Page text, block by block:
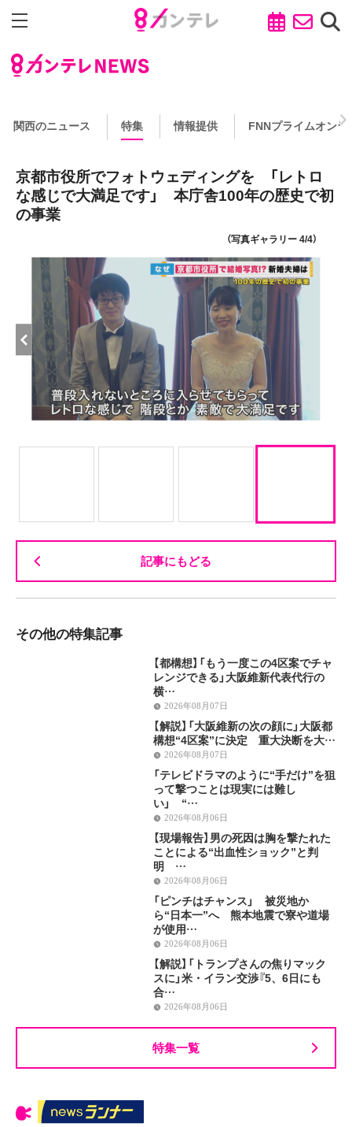
関西のニュース 特集 情報提供 FNNプライムオンラ
京都市役所でフォトウェディングを 「レトロ
な感じで大満足です」 本庁舎100年の歴史で初
の事業
（写真ギャラリー 4/4）
記事にもどる
その他の特集記事
【都構想】「もう一度この4区案でチャ
レンジできる」大阪維新代表代行の
横…
2026年08月07日
【解説】「大阪維新の次の顔に」大阪都
構想“4区案”に決定 重大決断を大…
2026年08月07日
「テレビドラマのように“手だけ”を狙
って撃つことは現実には難し
い」 “…
2026年08月06日
【現場報告】男の死因は胸を撃たれた
ことによる“出血性ショック”と判
明 …
2026年08月06日
「ピンチはチャンス」 被災地か
ら“日本一”へ 熊本地震で寮や道場
が使用…
2026年08月06日
【解説】「トランプさんの焦りマック
スに」米・イラン交渉『5、6日にも
合…
2026年08月06日
特集一覧